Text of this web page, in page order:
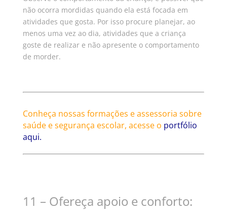
não ocorra mordidas quando ela está focada em
atividades que gosta. Por isso procure planejar, ao
menos uma vez ao dia, atividades que a criança
goste de realizar e não apresente o comportamento
de morder.
Conheça nossas formações e assessoria sobre
saúde e segurança escolar, acesse o portfólio
aqui.
11 – Ofereça apoio e conforto: